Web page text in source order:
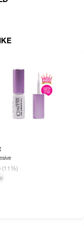
สามารถถอดขนตาออกได้
(11%)